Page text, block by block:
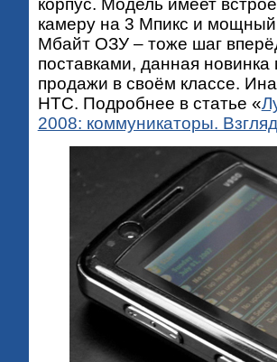
корпус. Модель имеет
камеру на 3 Мпикс и
Мбайт ОЗУ – тоже шаг
поставками, данная
продажи в своём классе.
HTC. Подробнее в статье «
2008: коммуникаторы.